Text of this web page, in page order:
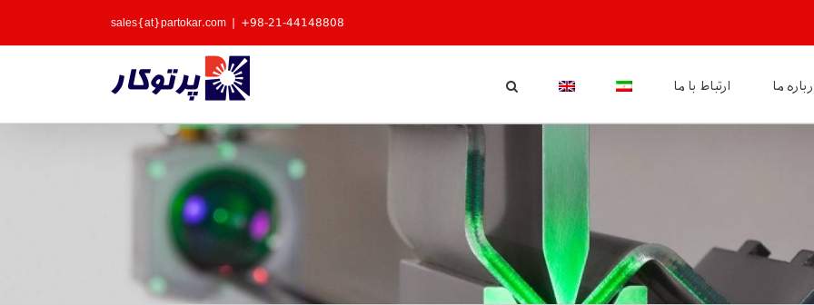
98-21-44148808+
sales{at}partokar.com
ما ارتباط با ما